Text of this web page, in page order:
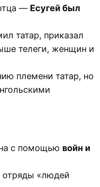
— Есугей был
татар, приказал
телеги, женщин и
племени татар, но
с помощью войн и
отряды «людей